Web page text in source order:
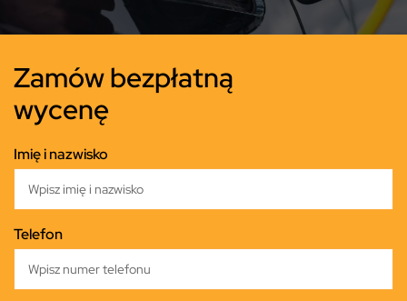
Zamów bezpłatną
wycenę
Imię i nazwisko
Telefon